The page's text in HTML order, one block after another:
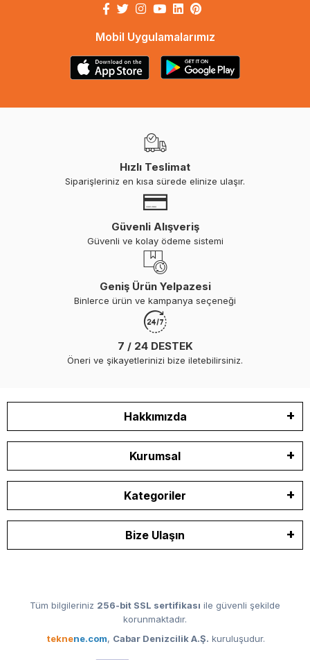
Mobil Uygulamalarımız
Hızlı Teslimat
Siparişleriniz en kısa sürede elinize ulaşır.
Güvenli Alışveriş
Güvenli ve kolay ödeme sistemi
Geniş Ürün Yelpazesi
Binlerce ürün ve kampanya seçeneği
7 / 24 DESTEK
Öneri ve şikayetlerinizi bize iletebilirsiniz.
Hakkımızda
Kurumsal
Kategoriler
Bize Ulaşın
Tüm bilgileriniz 256-bit SSL sertifikası ile güvenli şekilde
korunmaktadır.
teknene.com, Cabar Denizcilik A.Ş. kuruluşudur.